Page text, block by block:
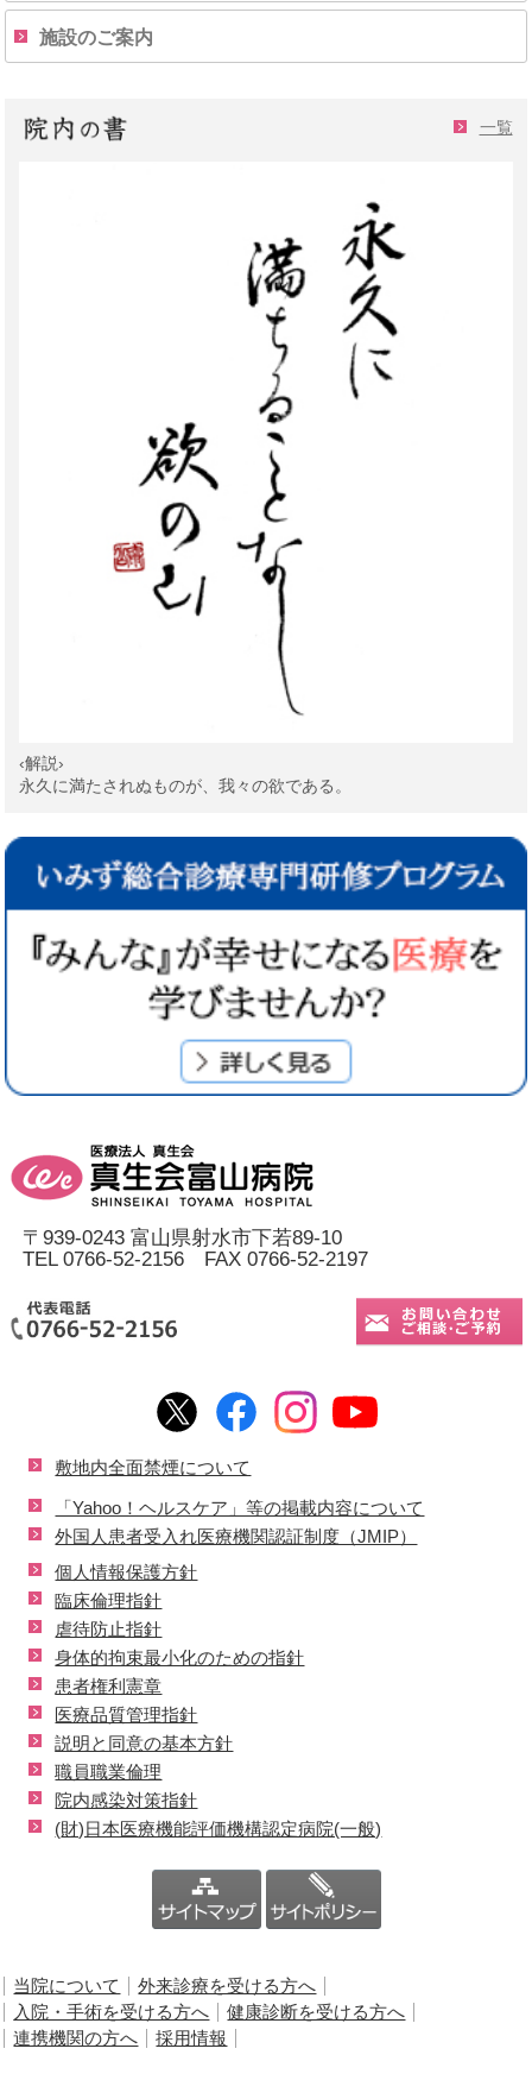
施設のご案内
一覧
‹解説›
永久に満たされぬものが、我々の欲である。
〒939-0243 富山県射水市下若89-10
TEL 0766-52-2156 FAX 0766-52-2197
敷地内全面禁煙について
「Yahoo！ヘルスケア」等の掲載内容について
外国人患者受入れ医療機関認証制度（JMIP）
個人情報保護方針
臨床倫理指針
虐待防止指針
身体的拘束最小化のための指針
患者権利憲章
医療品質管理指針
説明と同意の基本方針
職員職業倫理
院内感染対策指針
(財)日本医療機能評価機構認定病院(一般)
当院について
外来診療を受ける方へ
入院・手術を受ける方へ
健康診断を受ける方へ
連携機関の方へ
採用情報